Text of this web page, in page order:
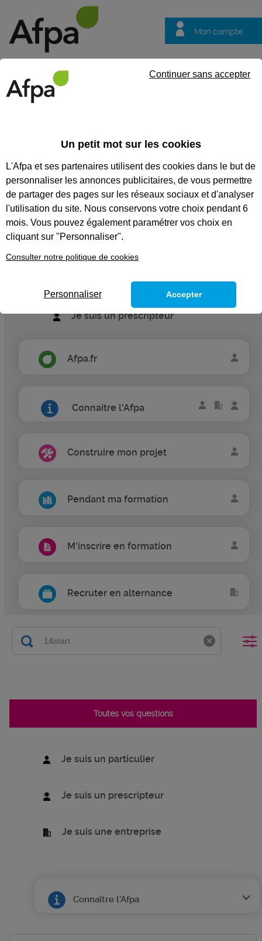
Mon compte
questions
VOS QUESTIONS
Recherches populaires :Conseiller Emploi Formation
Je suis une entreprise
Je suis un prescripteur
Afpa.fr
Connaître l'Afpa
Construire mon projet
Pendant ma formation
M'inscrire en formation
Recruter en alternance
Toutes vos questions
Je suis un particulier
Je suis un prescripteur
Je suis une entreprise
Connaître l'Afpa
Un petit mot sur les cookies
L'Afpa et ses partenaires utilisent des cookies dans le but de
personnaliser les annonces publicitaires, de vous permettre
de partager des pages sur les réseaux sociaux et d'analyser
l'utilisation du site. Nous conservons votre choix pendant 6
mois. Vous pouvez également paramétrer vos choix en
cliquant sur "Personnaliser".
Consulter notre politique de cookies
Continuer sans accepter
Personnaliser Accepter